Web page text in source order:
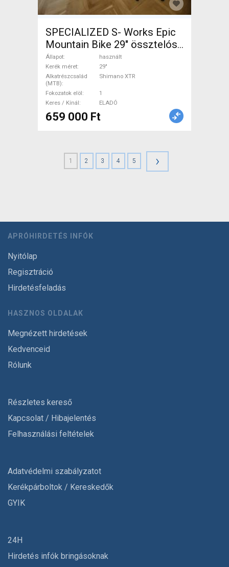
SPECIALIZED S- Works Epic
Mountain Bike 29" össztelós
/ fully Shimano XTR használt
ELADÓ
Állapot
használt
Kerék méret
29"
Alkatrészcsalád
(MTB)
Shimano XTR
Fokozatok elöl
1
Keres / Kínál
ELADÓ
659 000 Ft
1 2 3 4 5 ›
APRÓHIRDETÉS INFÓK
Nyitólap
Regisztráció
Hirdetésfeladás
HASZNOS OLDALAK
Megnézett hirdetések
Kedvenceid
Rólunk
Részletes kereső
Kapcsolat / Hibajelentés
Felhasználási feltételek
Adatvédelmi szabályzatot
Kerékpárboltok / Kereskedők
GYIK
24H
Hirdetés infók bringásoknak